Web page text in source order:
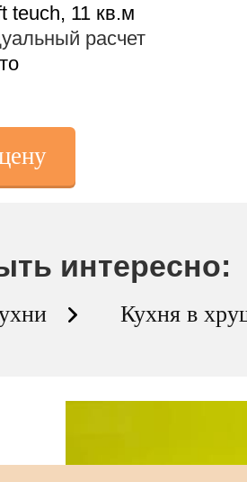
teuch, 11 кв.м
расчет
интересно:
Кухня в